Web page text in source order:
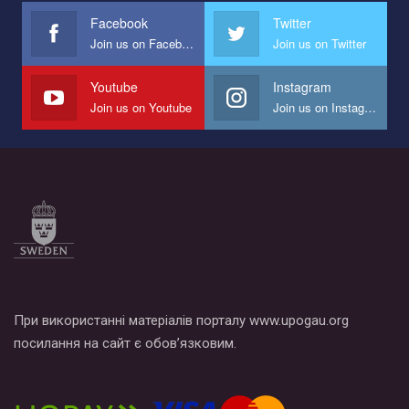
представляющий программу развития организации.
Мы просим вас поддержать нас и помочь нам реализовать
наш план по борьбе с насилием и дискриминацией на почве
СОГИ в Украине.
Все, что вам нужно сделать - это зайти на наш канал YouTube
Facebook
Join us on Facebook
Twitter
Join us on Twitter
Youtube
Join us on Youtube
Instagram
Join us on Instagram
При використанні матеріалів порталу www.upogau.org
посилання на сайт є обов’язковим.